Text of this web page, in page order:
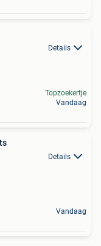
Details
Topzoekertje
Vandaag
Details
Vandaag